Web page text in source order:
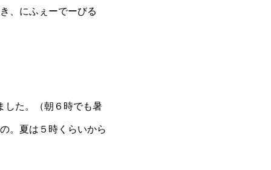
、にふぇーでーびる
した。（朝６時でも暑
。夏は５時くらいから